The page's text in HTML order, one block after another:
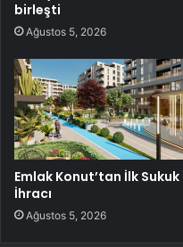
birleşti
Ağustos 5, 2026
Emlak Konut’tan İlk Sukuk
İhracı
Ağustos 5, 2026